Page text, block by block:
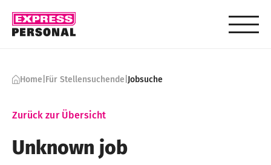
Home|Für Stellensuchende|Jobsuche
Zurück zur Übersicht
Unknown job